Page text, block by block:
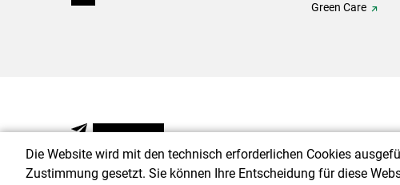
Green Care
NEWSLETTER
Die Website wird mit den technisch erforderlichen Cookies
Zustimmung gesetzt. Sie können Ihre Entscheidung für diese